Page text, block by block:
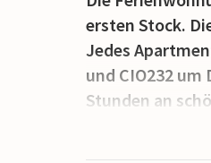
ersten Stock.
Jedes
und CIO232
Stunden an